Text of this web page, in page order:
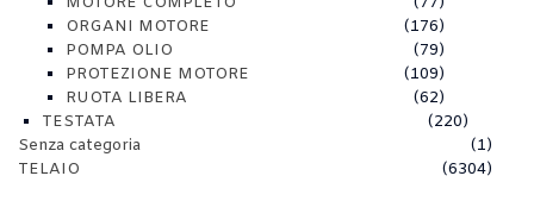
ORGANI MOTORE
(176)
POMPA OLIO
(79)
PROTEZIONE MOTORE
(109)
RUOTA LIBERA
(62)
TESTATA
(220)
Senza categoria
(1)
TELAIO
(6304)